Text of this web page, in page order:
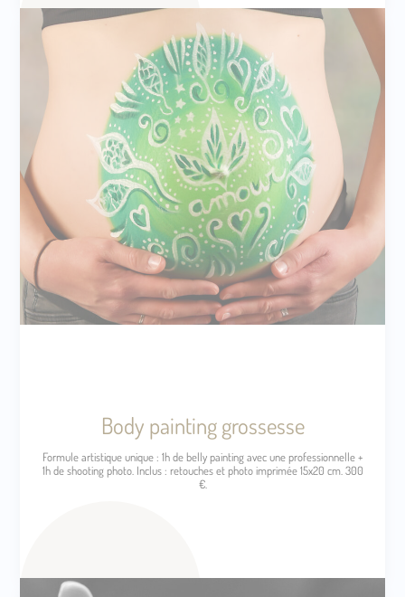
Body painting grossesse
Formule artistique unique : 1h de belly painting avec une professionnelle +
1h de shooting photo. Inclus : retouches et photo imprimée 15x20 cm. 300
€.